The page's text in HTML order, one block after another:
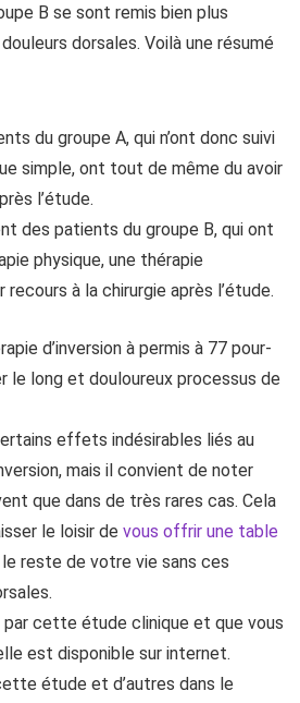
B se sont remis bien plus
dorsales. Voilà une résumé
du groupe A, qui n’ont donc suivi
simple, ont tout de même du avoir
l’étude.
des patients du groupe B, qui ont
physique, une thérapie
recours à la chirurgie après l’étude.
d’inversion à permis à 77 pour-
le long et douloureux processus de
effets indésirables liés au
mais il convient de noter
que dans de très rares cas. Cela
le loisir de vous offrir une table
reste de votre vie sans ces
cette étude clinique et que vous
est disponible sur internet.
étude et d’autres dans le